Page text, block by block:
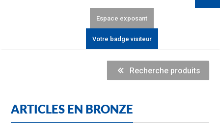
Espace exposant
Votre badge visiteur
Recherche produits
ARTICLES EN BRONZE